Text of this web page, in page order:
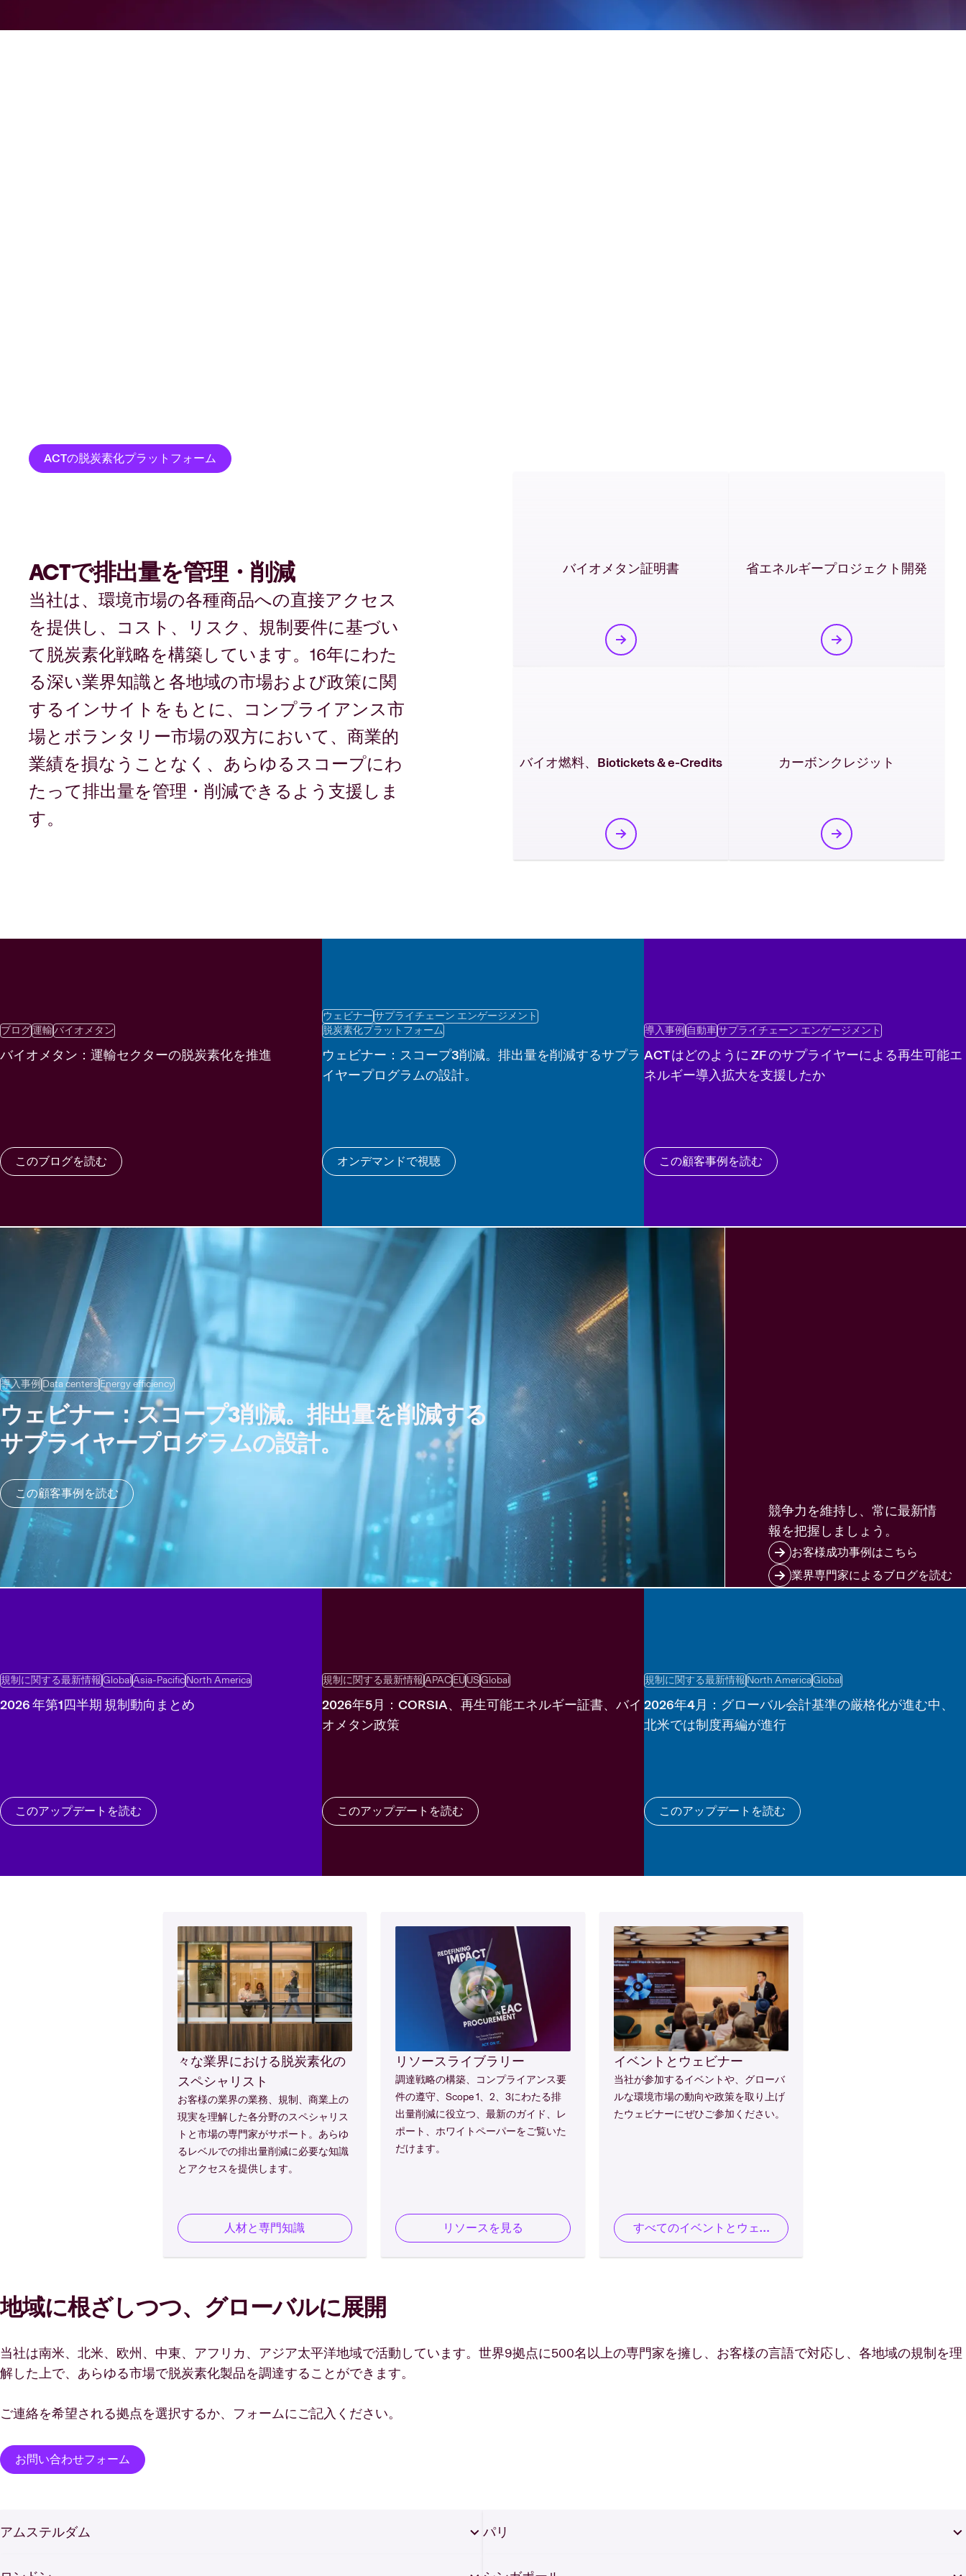
ACTの脱炭素化プラットフォーム
バイオメタン証明書 省エネルギープロジェクト開発
バイオ燃料、Biotickets & e-Credits カーボンクレジット
ACTで排出量を管理・削減
当社は、環境市場の各種商品への直接アクセス
を提供し、コスト、リスク、規制要件に基づい
て脱炭素化戦略を構築しています。16年にわた
る深い業界知識と各地域の市場および政策に関
するインサイトをもとに、コンプライアンス市
場とボランタリー市場の双方において、商業的
業績を損なうことなく、あらゆるスコープにわ
たって排出量を管理・削減できるよう支援しま
す。
ブログ運輸バイオメタン
バイオメタン：運輸セクターの脱炭素化を推進
このブログを読む
ウェビナーサプライチェーン エンゲージメント
脱炭素化プラットフォーム
ウェビナー：スコープ3削減。排出量を削減するサプラ
イヤープログラムの設計。
オンデマンドで視聴
導入事例自動車サプライチェーン エンゲージメント
ACT はどのように ZF のサプライヤーによる再生可能エ
ネルギー導入拡大を支援したか
この顧客事例を読む
導入事例Data centersEnergy efficiency
ウェビナー：スコープ3削減。排出量を削減する
サプライヤープログラムの設計。
この顧客事例を読む
競争力を維持し、常に最新情
報を把握しましょう。
お客様成功事例はこちら
業界専門家によるブログを読む
規制に関する最新情報GlobalAsia-PacificNorth America
2026 年第1四半期 規制動向まとめ
このアップデートを読む
規制に関する最新情報APACEUUSGlobal
2026年5月：CORSIA、再生可能エネルギー証書、バイ
オメタン政策
このアップデートを読む
規制に関する最新情報North AmericaGlobal
2026年4月：グローバル会計基準の厳格化が進む中、
北米では制度再編が進行
このアップデートを読む
々な業界における脱炭素化の
スペシャリスト
お客様の業界の業務、規制、商業上の
現実を理解した各分野のスペシャリス
トと市場の専門家がサポート。あらゆ
るレベルでの排出量削減に必要な知識
とアクセスを提供します。
人材と専門知識
リソースライブラリー
調達戦略の構築、コンプライアンス要
件の遵守、Scope 1、2、3にわたる排
出量削減に役立つ、最新のガイド、レ
ポート、ホワイトペーパーをご覧いた
だけます。
リソースを見る
イベントとウェビナー
当社が参加するイベントや、グローバ
ルな環境市場の動向や政策を取り上げ
たウェビナーにぜひご参加ください。
すべてのイベントとウェビナーを見る
地域に根ざしつつ、グローバルに展開
当社は南米、北米、欧州、中東、アフリカ、アジア太平洋地域で活動しています。世界9拠点に500名以上の専門家を擁し、お客様の言語で対応し、各地域の規制を理
解した上で、あらゆる市場で脱炭素化製品を調達することができます。
ご連絡を希望される拠点を選択するか、フォームにご記入ください。
お問い合わせフォーム
アムステルダム パリ